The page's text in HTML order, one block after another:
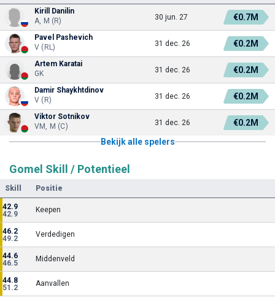
Kirill Danilin
A, M (R)
30 jun. 27 €0.7M
Pavel Pashevich
V (RL)
31 dec. 26 €0.2M
Artem Karatai
GK
31 dec. 26 €0.2M
Damir Shaykhtdinov
V (R)
31 dec. 26 €0.2M
Viktor Sotnikov
VM, M (C)
31 dec. 26
€0.2M
Bekijk alle spelers
Gomel Skill / Potentieel
Skill Positie
42.9
42.9
Keepen
46.2
49.2
Verdedigen
44.6
46.5
Middenveld
44.8
51.2
Aanvallen